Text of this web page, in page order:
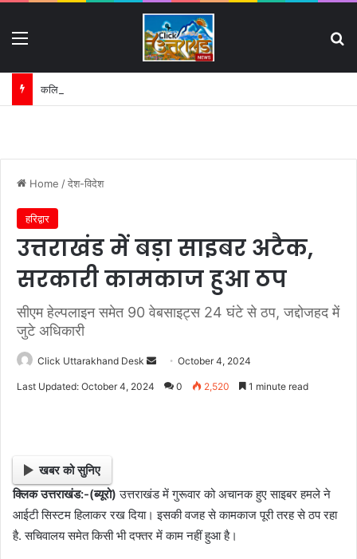
कलियर उर्स/मेले को लेकर पुलिस की बैठक:
Home /देश-विदेश
हरिद्वार
उत्तराखंड में बड़ा साइबर अटैक,
सरकारी कामकाज हुआ ठप
सीएम हेल्पलाइन समेत 90 वेबसाइट्स 24 घंटे से ठप, जद्दोजहद में
जुटे अधिकारी
Click Uttarakhand Desk
m
a
i
October 4, 2024
Last Updated: October 4, 2024 0 2,520 1 minute read
खबर को सुनिए
क्लिक उत्तराखंड:-(ब्यूरो) उत्तराखंड में गुरूवार को अचानक हुए साइबर हमले ने
आईटी सिस्टम हिलाकर रख दिया। इसकी वजह से कामकाज पूरी तरह से ठप रहा
है. सचिवालय समेत किसी भी दफ्तर में काम नहीं हुआ है।